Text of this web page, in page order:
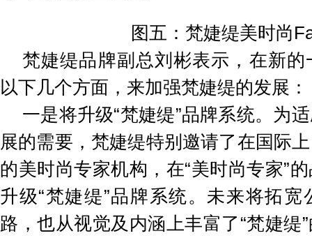
图五：梵婕缇美时尚
梵婕缇品牌副总刘彬表示，在新
以下几个方面，来加强梵婕缇的发展：
一是将升级“梵婕缇”品牌系统。为
展的需要，梵婕缇特别邀请了在国际
的美时尚专家机构，在“美时尚专家”
升级“梵婕缇”品牌系统。未来将拓
路，也从视觉及内涵上丰富了“梵婕缇